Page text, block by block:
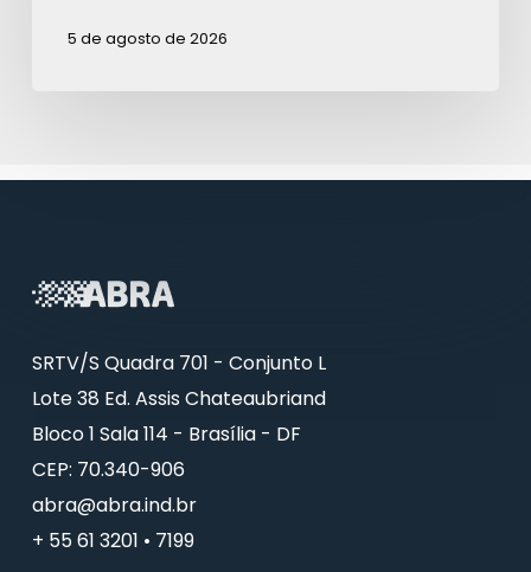
5 de agosto de 2026
SRTV/S Quadra 701 - Conjunto L
Lote 38 Ed. Assis Chateaubriand
Bloco 1 Sala 114 - Brasília - DF
CEP: 70.340-906
abra@abra.ind.br
+ 55 61 3201 • 7199